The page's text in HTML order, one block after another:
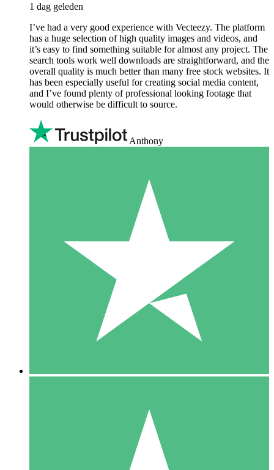
1 dag geleden
I’ve had a very good experience with Vecteezy. The platform
has a huge selection of high quality images and videos, and
it’s easy to find something suitable for almost any project. The
search tools work well downloads are straightforward, and the
overall quality is much better than many free stock websites. It
has been especially useful for creating social media content,
and I’ve found plenty of professional looking footage that
would otherwise be difficult to source.
Anthony